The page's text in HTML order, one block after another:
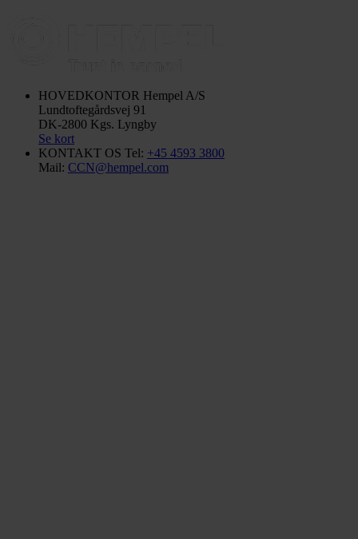
HOVEDKONTOR Hempel A/S
Lundtoftegårdsvej 91
DK-2800 Kgs. Lyngby
Se kort
KONTAKT OS Tel: +45 4593 3800
Mail: CCN@hempel.com